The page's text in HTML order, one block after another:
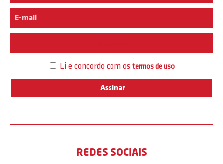
Li e concordo com os termos de uso
REDES SOCIAIS